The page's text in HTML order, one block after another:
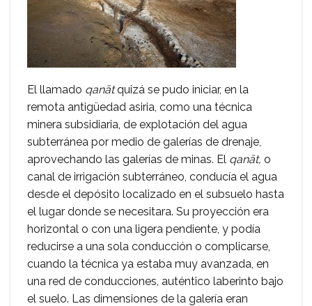
El llamado qanātquizá se pudo iniciar, en la
remota antigüedad asiria, como una técnica
minera subsidiaria, de explotación del agua
subterránea por medio de galerías de drenaje,
aprovechando las galerías de minas. El qanāt, o
canal de irrigación subterráneo, conducía el agua
desde el depósito localizado en el subsuelo hasta
el lugar donde se necesitara. Su proyección era
horizontal o con una ligera pendiente, y podía
reducirse a una sola conducción o complicarse,
cuando la técnica ya estaba muy avanzada, en
una red de conducciones, auténtico laberinto bajo
el suelo. Las dimensiones de la galería eran